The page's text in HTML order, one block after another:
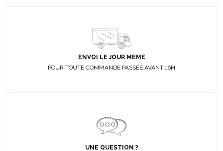
ENVOI LE JOUR MEME
POUR TOUTE COMMANDE PASSÉE AVANT 16H
UNE QUESTION ?